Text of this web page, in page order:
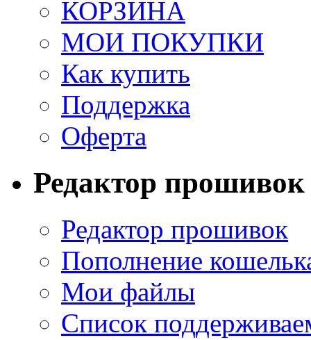
КОРЗИНА
МОИ ПОКУПКИ
Как купить
Поддержка
Оферта
Редактор прошивок
Редактор прошивок
Пополнение
Мои файлы
Список